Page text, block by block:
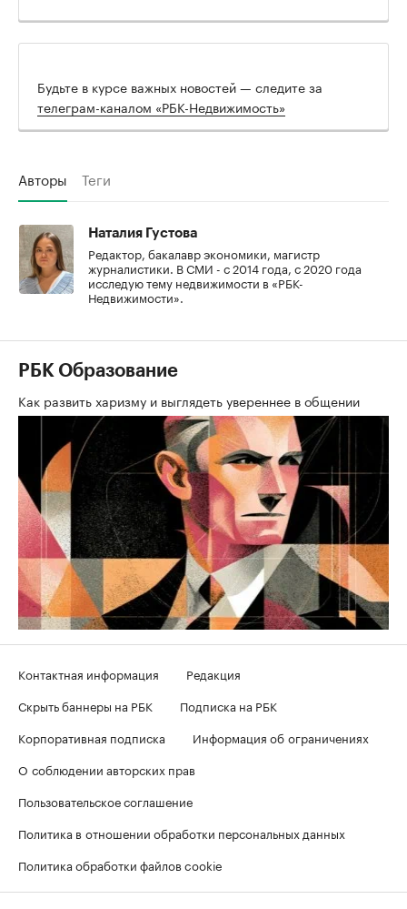
Будьте в курсе важных новостей — следите за
телеграм-каналом «РБК-Недвижимость»
Авторы Теги
Наталия Густова
Редактор, бакалавр экономики, магистр
журналистики. В СМИ - с 2014 года, с 2020 года
исследую тему недвижимости в «РБК-
Недвижимости».
РБК Образование
Как развить харизму и выглядеть увереннее в общении
Контактная информация
Редакция
Скрыть баннеры на РБК
Подписка на РБК
Корпоративная подписка
Информация об ограничениях
О соблюдении авторских прав
Пользовательское соглашение
Политика в отношении обработки персональных данных
Политика обработки файлов cookie